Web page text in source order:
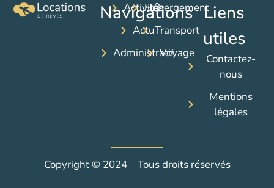
Navigations
Activités
Actu
Administratif
Hébergement
Transport
Voyage
Liens
utiles
Contactez-
nous
Mentions
légales
Copyright © 2024 – Tous droits réservés